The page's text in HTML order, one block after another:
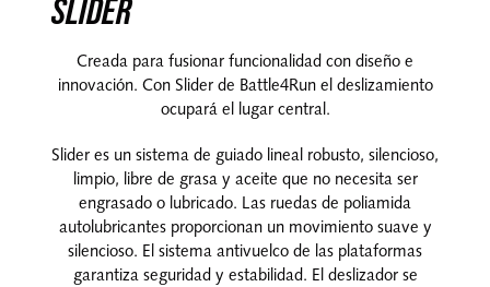
SLIDER
Creada para fusionar funcionalidad con diseño e
innovación. Con Slider de Battle4Run el deslizamiento
ocupará el lugar central.
Slider es un sistema de guiado lineal robusto, silencioso,
limpio, libre de grasa y aceite que no necesita ser
engrasado o lubricado. Las ruedas de poliamida
autolubricantes proporcionan un movimiento suave y
silencioso. El sistema antivuelco de las plataformas
garantiza seguridad y estabilidad. El deslizador se